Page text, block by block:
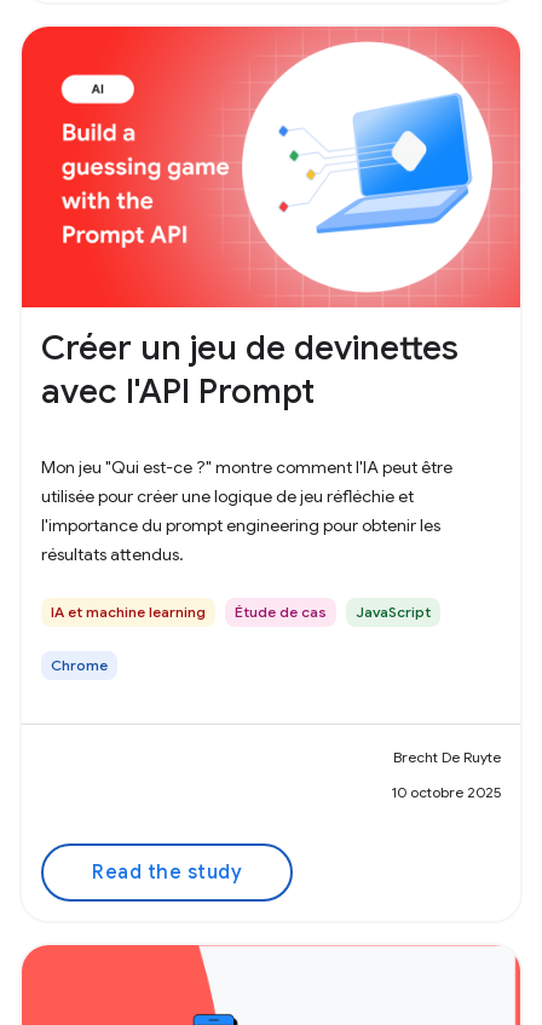
Créer un jeu de devinettes
avec l'API Prompt
Mon jeu "Qui est-ce ?" montre comment l'IA peut être
utilisée pour créer une logique de jeu réfléchie et
l'importance du prompt engineering pour obtenir les
résultats attendus.
IA et machine learning Étude de cas JavaScript
Chrome
Brecht De Ruyte
10 octobre 2025
Read the study